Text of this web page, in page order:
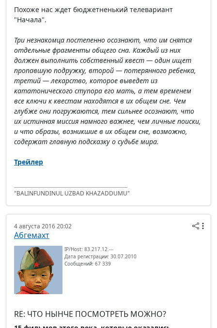
Похоже нас ждет бюджетненький телевариант
"Начала".
Три незнакомца постепенно осознают, что им снятся
отдельные фрагменты общего сна. Каждый из них
должен выполнить собственный квест — один ищет
пропавшую подружку, второй — потерянного ребенка,
третий — лекарство, которое выведет из
кататонического ступора его мать, а тем временем
все ключи к квестам находятся в их общем сне. Чем
глубже они погружаются, тем сильнее осознают, что
их истинная миссия намного важнее, чем личные поиски,
и что образы, возникшие в их общем сне, возможно,
содержат главную подсказку о судьбе мира.
Трейлер
"BALINFUNDINUL UZBAD KHAZADDUMU"
4 августа 2016 20:02
Абгемахт
IP/Host: 83.217.12.---
Дата регистрации: 30.07.2010
Сообщений: 67 339
RE: ЧТО НЫНЧЕ ПОСМОТРЕТЬ МОЖНО?